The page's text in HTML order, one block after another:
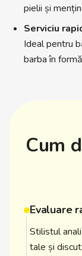
pielii și
Serviciu
Ideal pentru
barba în
Cum
Evaluare
Stilistul
tale și